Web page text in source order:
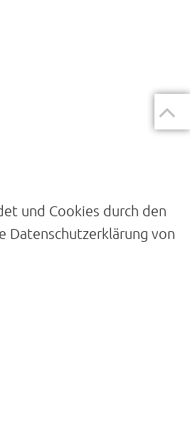
und Cookies durch den
Datenschutzerklärung von